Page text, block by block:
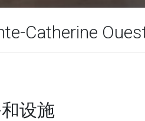
Catherine
设施